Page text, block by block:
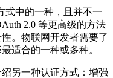
式中的一种，且并不一
2.0 等更高级的方法
。物联网开发者需要了
适合的一种或多种。
另一种认证方式：增强